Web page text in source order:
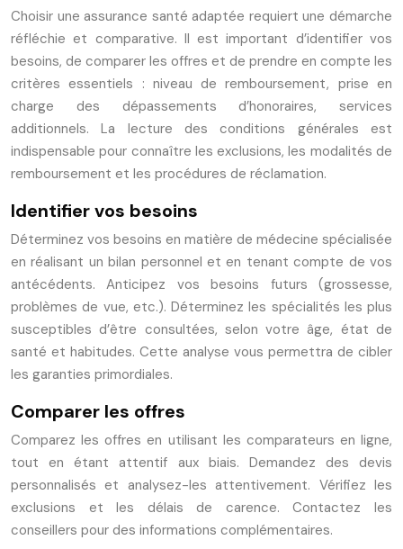
Choisir une assurance santé adaptée requiert une démarche
réfléchie et comparative. Il est important d’identifier vos
besoins, de comparer les offres et de prendre en compte les
critères essentiels : niveau de remboursement, prise en
charge des dépassements d’honoraires, services
additionnels. La lecture des conditions générales est
indispensable pour connaître les exclusions, les modalités de
remboursement et les procédures de réclamation.
Identifier vos besoins
Déterminez vos besoins en matière de médecine spécialisée
en réalisant un bilan personnel et en tenant compte de vos
antécédents. Anticipez vos besoins futurs (grossesse,
problèmes de vue, etc.). Déterminez les spécialités les plus
susceptibles d’être consultées, selon votre âge, état de
santé et habitudes. Cette analyse vous permettra de cibler
les garanties primordiales.
Comparer les offres
Comparez les offres en utilisant les comparateurs en ligne,
tout en étant attentif aux biais. Demandez des devis
personnalisés et analysez-les attentivement. Vérifiez les
exclusions et les délais de carence. Contactez les
conseillers pour des informations complémentaires.